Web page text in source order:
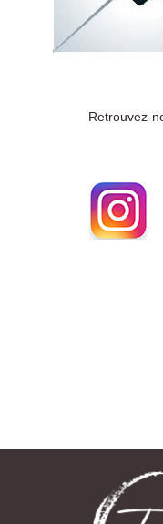
Retrouvez-